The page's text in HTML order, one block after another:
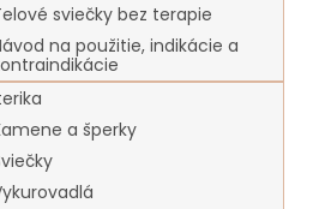
sviečky bez terapie
na použitie, indikácie a
a šperky